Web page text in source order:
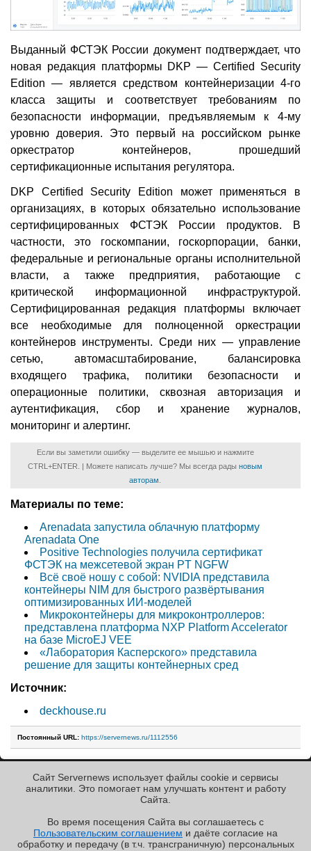
✖
Выданный ФСТЭК России документ подтверждает, что
новая редакция платформы DKP — Certified Security
Edition — является средством контейнеризации 4-го
класса защиты и соответствует требованиям по
безопасности информации, предъявляемым к 4-му
уровню доверия. Это первый на российском рынке
оркестратор контейнеров, прошедший
сертификационные испытания регулятора.
DKP Certified Security Edition может применяться в
организациях, в которых обязательно использование
сертифицированных ФСТЭК России продуктов. В
частности, это госкомпании, госкорпорации, банки,
федеральные и региональные органы исполнительной
власти, а также предприятия, работающие с
критической информационной инфраструктурой.
Сертифицированная редакция платформы включает
все необходимые для полноценной оркестрации
контейнеров инструменты. Среди них — управление
сетью, автомасштабирование, балансировка
входящего трафика, политики безопасности и
операционные политики, сквозная авторизация и
аутентификация, сбор и хранение журналов,
мониторинг и алертинг.
Если вы заметили ошибку — выделите ее мышью и нажмите
CTRL+ENTER. | Можете написать лучше? Мы всегда рады новым
авторам.
Материалы по теме:
Arenadata запустила облачную платформу
Arenadata One
Positive Technologies получила сертификат
ФСТЭК на межсетевой экран PT NGFW
Всё своё ношу с собой: NVIDIA представила
контейнеры NIM для быстрого развёртывания
оптимизированных ИИ-моделей
Микроконтейнеры для микроконтроллеров:
представлена платформа NXP Platform Accelerator
на базе MicroEJ VEE
«Лаборатория Касперского» представила
решение для защиты контейнерных сред
Источник:
deckhouse.ru
Постоянный URL: https://servernews.ru/1112556
« Назад к ленте
РЕКЛАМА • ООО «ЛАБОРАТОРИЯ ЧИСЛИТЕЛЬ»
Copyright ©2010-2026
Сайт Servernews использует файлы cookie и сервисы
аналитики. Это помогает нам улучшать контент и работу
Cайта.
Во время посещения Cайта вы соглашаетесь с
Пользовательским соглашением и даёте согласие на
обработку и передачу (в т.ч. трансграничную) персональных